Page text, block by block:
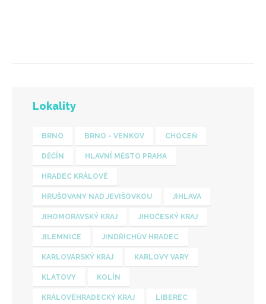
Lokality
BRNO BRNO - VENKOV CHOCEŇ
DĚČÍN HLAVNÍ MĚSTO PRAHA
HRADEC KRÁLOVÉ
HRUŠOVANY NAD JEVIŠOVKOU JIHLAVA
JIHOMORAVSKÝ KRAJ JIHOČESKÝ KRAJ
JILEMNICE JINDŘICHŮV HRADEC
KARLOVARSKÝ KRAJ KARLOVY VARY
KLATOVY KOLÍN
KRÁLOVÉHRADECKÝ KRAJ LIBEREC